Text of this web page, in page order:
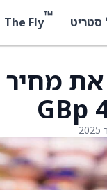
סטריט ™
The Fly